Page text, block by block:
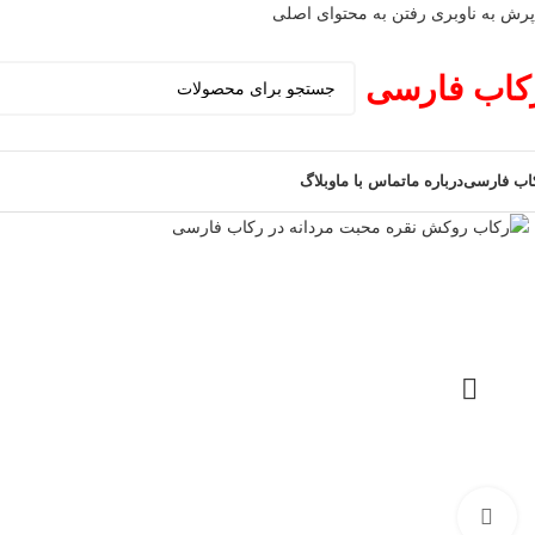
پرش به ناوبری رفتن به محتوای اصلی
فارسی
فارسیدرباره ماتماس با ماوبلاگ